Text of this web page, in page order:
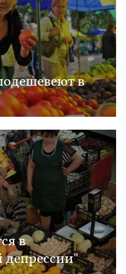
в
в
депрессии"